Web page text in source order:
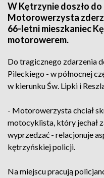
W Kętrzynie doszło
Motorowerzysta
66-letni mieszkaniec
motorowerem.
Do tragicznego zdarzenia
Pileckiego - w północnej
w kierunku Św. Lipki i
- Motorowerzysta chciał
motocyklista, który jechał
wyprzedzać - relacjonuje
kętrzyńskiej policji.
Na miejscu pracują